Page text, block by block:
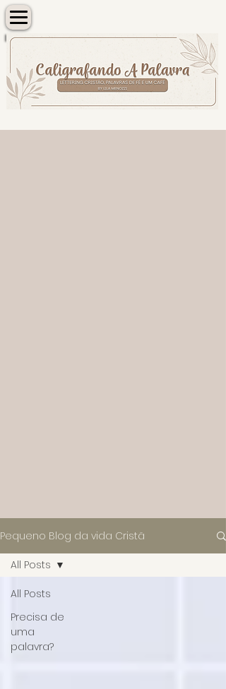
Pequeno Blog da vida Cristã
All Posts
Precisa de
uma
palavra?
All Posts